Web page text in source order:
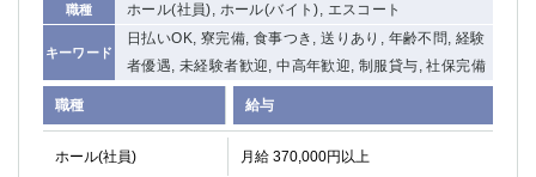
職種 ホール(社員), ホール(バイト), エスコート
キーワード
日払いOK, 寮完備, 食事つき, 送りあり, 年齢不問, 経験
者優遇, 未経験者歓迎, 中高年歓迎, 制服貸与, 社保完備
職種 給与
ホール(社員) 月給 370,000円以上
成田
千葉
西船橋
佐倉
柏（西口）
木更津
柏（東口）
下総中山
茂原
松戸
八千代台
本八幡